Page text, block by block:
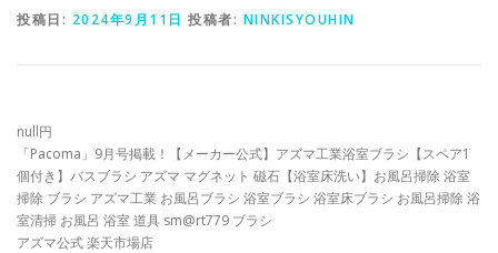
投稿日: 2024年9月11日 投稿者: NINKISYOUHIN
null円
「Pacoma」9月号掲載！【メーカー公式】アズマ工業浴室ブラシ【スペア1
個付き】バスブラシ アズマ マグネット 磁石【浴室床洗い】お風呂掃除 浴室
掃除 ブラシ アズマ工業 お風呂ブラシ 浴室ブラシ 浴室床ブラシ お風呂掃除 浴
室清掃 お風呂 浴室 道具 sm@rt779 ブラシ
アズマ公式 楽天市場店